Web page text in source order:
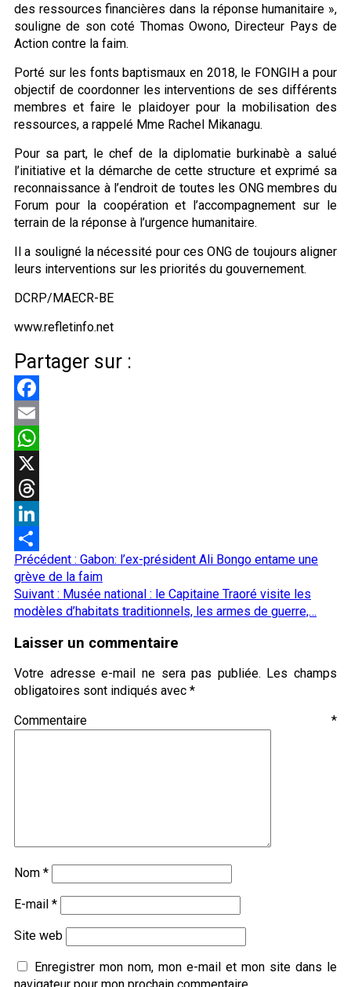
des ressources financières dans la réponse humanitaire »,
souligne de son coté Thomas Owono, Directeur Pays de
Action contre la faim.
Porté sur les fonts baptismaux en 2018, le FONGIH a pour
objectif de coordonner les interventions de ses différents
membres et faire le plaidoyer pour la mobilisation des
ressources, a rappelé Mme Rachel Mikanagu.
Pour sa part, le chef de la diplomatie burkinabè a salué
l’initiative et la démarche de cette structure et exprimé sa
reconnaissance à l’endroit de toutes les ONG membres du
Forum pour la coopération et l’accompagnement sur le
terrain de la réponse à l’urgence humanitaire.
Il a souligné la nécessité pour ces ONG de toujours aligner
leurs interventions sur les priorités du gouvernement.
DCRP/MAECR-BE
www.refletinfo.net
Partager sur :
Facebook
Email
WhatsApp
X
Threads
LinkedIn
Partager
Navigation
d’article
Précédent : Gabon: l’ex-président Ali Bongo entame une
grève de la faim
Suivant : Musée national : le Capitaine Traoré visite les
modèles d’habitats traditionnels, les armes de guerre,…
Laisser un commentaire
Votre adresse e-mail ne sera pas publiée. Les champs
obligatoires sont indiqués avec *
Commentaire *
Nom *
E-mail *
Site web
Enregistrer mon nom, mon e-mail et mon site dans le
navigateur pour mon prochain commentaire.